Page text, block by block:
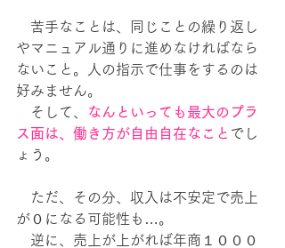
苦手なことは、同じことの繰り返し
やマニュアル通りに進めなければなら
ないこと。人の指示で仕事をするのは
好みません。
そして、
なんといっても最大のプラ
ス面は、働き方が自由自在なこと でし
ょう。
ただ、その分、収入は不安定で売上
が０になる可能性も…。
逆に、売上が上がれば年商１０００